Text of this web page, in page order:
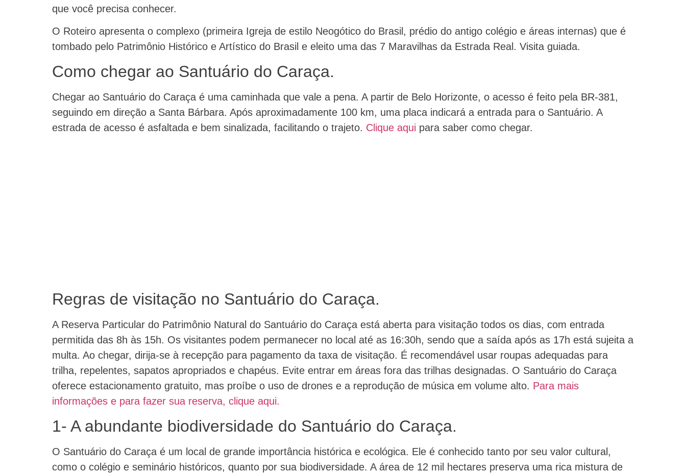
que você precisa conhecer.
O Roteiro apresenta o complexo (primeira Igreja de estilo Neogótico do Brasil, prédio do antigo colégio e áreas internas) que é
tombado pelo Patrimônio Histórico e Artístico do Brasil e eleito uma das 7 Maravilhas da Estrada Real. Visita guiada.
Como chegar ao Santuário do Caraça.
Chegar ao Santuário do Caraça é uma caminhada que vale a pena. A partir de Belo Horizonte, o acesso é feito pela BR-381,
seguindo em direção a Santa Bárbara. Após aproximadamente 100 km, uma placa indicará a entrada para o Santuário. A
estrada de acesso é asfaltada e bem sinalizada, facilitando o trajeto. Clique aqui para saber como chegar.
Regras de visitação no Santuário do Caraça.
A Reserva Particular do Patrimônio Natural do Santuário do Caraça está aberta para visitação todos os dias, com entrada
permitida das 8h às 15h. Os visitantes podem permanecer no local até as 16:30h, sendo que a saída após as 17h está sujeita a
multa. Ao chegar, dirija-se à recepção para pagamento da taxa de visitação. É recomendável usar roupas adequadas para
trilha, repelentes, sapatos apropriados e chapéus. Evite entrar em áreas fora das trilhas designadas. O Santuário do Caraça
oferece estacionamento gratuito, mas proíbe o uso de drones e a reprodução de música em volume alto. Para mais
informações e para fazer sua reserva, clique aqui.
1- A abundante biodiversidade do Santuário do Caraça.
O Santuário do Caraça é um local de grande importância histórica e ecológica. Ele é conhecido tanto por seu valor cultural,
como o colégio e seminário históricos, quanto por sua biodiversidade. A área de 12 mil hectares preserva uma rica mistura de